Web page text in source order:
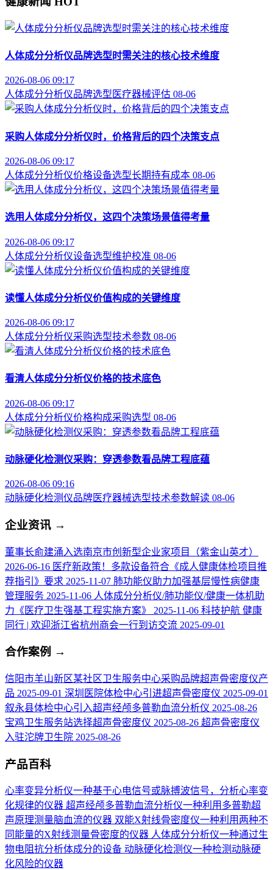
人体成分分析仪品牌选型时需关注的核心技术维度
2026-08-06 09:17
人体成分分析仪品牌选型 医疗器械评估 08-06
采购人体成分分析仪时，价格背后的四个决策支点
2026-08-06 09:17
人体成分分析仪价格设备选型长期持有成本 08-06
选用人体成分分析仪，这四个决策场景值得考量
2026-08-06 09:17
人体成分分析仪设备选型维护校准 08-06
读懂人体成分分析仪价值构成的关键维度
2026-08-06 09:17
人体成分分析仪采购选型技术参数 08-06
看清人体成分分析仪价格的技术底色
2026-08-06 09:17
人体成分分析仪价格构成采购选型 08-06
动脉硬化检测仪采购：穿透参数看品牌工程底蕴
2026-08-06 09:16
动脉硬化检测仪品牌医疗器械选型技术参数解读 08-06
企业资讯 →
董事长俞建涌入选南京市创新型企业家项目（紫金山英才）
2026-06-16 医疗新政策！多款设备符合《成人健康体检项目推
荐指引》要求 2025-11-07 肺功能仪助力加强基层慢性病健康
管理服务 2025-11-06 人体成分分析仪/肺功能仪/健康一体机助
力《医疗卫生强基工程实施方案》
2025-11-06 科技护航 健康
同行 | 欢迎浙江省杭州商会一行到访交流 2025-09-01
合作案例 →
信阳市羊山新区某社区卫生服务中心采购品牌超声骨密度仪产
品 2025-09-01 深圳医院体检中心引进超声骨密度仪 2025-09-01
叙永县体检中心引入超声经颅多普勒血流分析仪 2025-08-26
宝鸡卫生服务站选择超声骨密度仪 2025-08-26 超声骨密度仪
入驻沱牌卫生院 2025-08-26
产品百科
心率变异分析仪一种基于心电信号或脉搏波信号，分析心率变
化规律的仪器 超声经颅多普勒血流分析仪一种利用多普勒超
声原理测量脑血流的仪器 双能X射线骨密度仪一种利用两种不
同能量的X射线测量骨密度的仪器 人体成分分析仪一种通过生
物电阻抗分析体成分的设备 动脉硬化检测仪一种检测动脉硬
化风险的仪器